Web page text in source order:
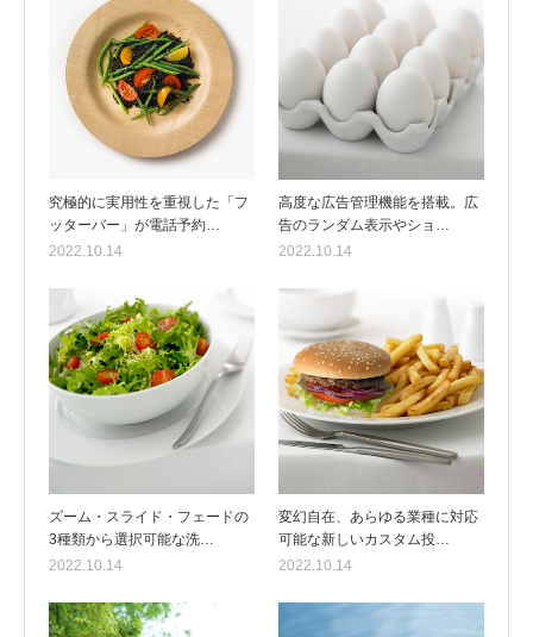
究極的に実用性を重視した「フ
ッターバー」が電話予約…
2022.10.14
高度な広告管理機能を搭載。広
告のランダム表示やショ…
2022.10.14
ズーム・スライド・フェードの
3種類から選択可能な洗…
2022.10.14
変幻自在、あらゆる業種に対応
可能な新しいカスタム投…
2022.10.14